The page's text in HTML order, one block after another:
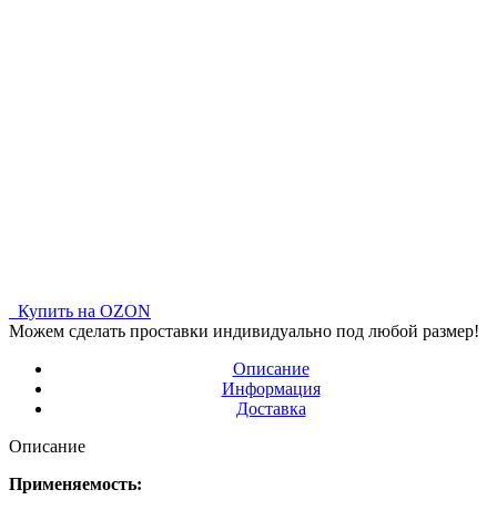
Купить на OZON
Можем сделать проставки индивидуально под любой размер!
Описание
Информация
Доставка
Описание
Применяемость: